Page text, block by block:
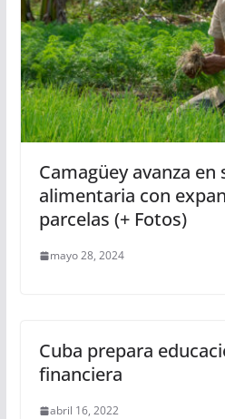
Camagüey avanza en
alimentaria con
parcelas (+ Fotos)
mayo 28, 2024
Cuba prepara
financiera
abril 16, 2022